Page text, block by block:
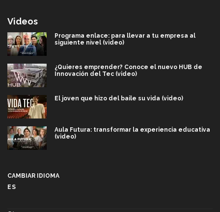
Videos
Programa enlace: para llevar a tu empresa al
siguiente nivel (video)
¿Quieres emprender? Conoce el nuevo HUB de
Innovación del Tec (video)
El joven que hizo del baile su vida (video)
Aula Futura: transformar la experiencia educativa
(video)
CAMBIAR IDIOMA
ES